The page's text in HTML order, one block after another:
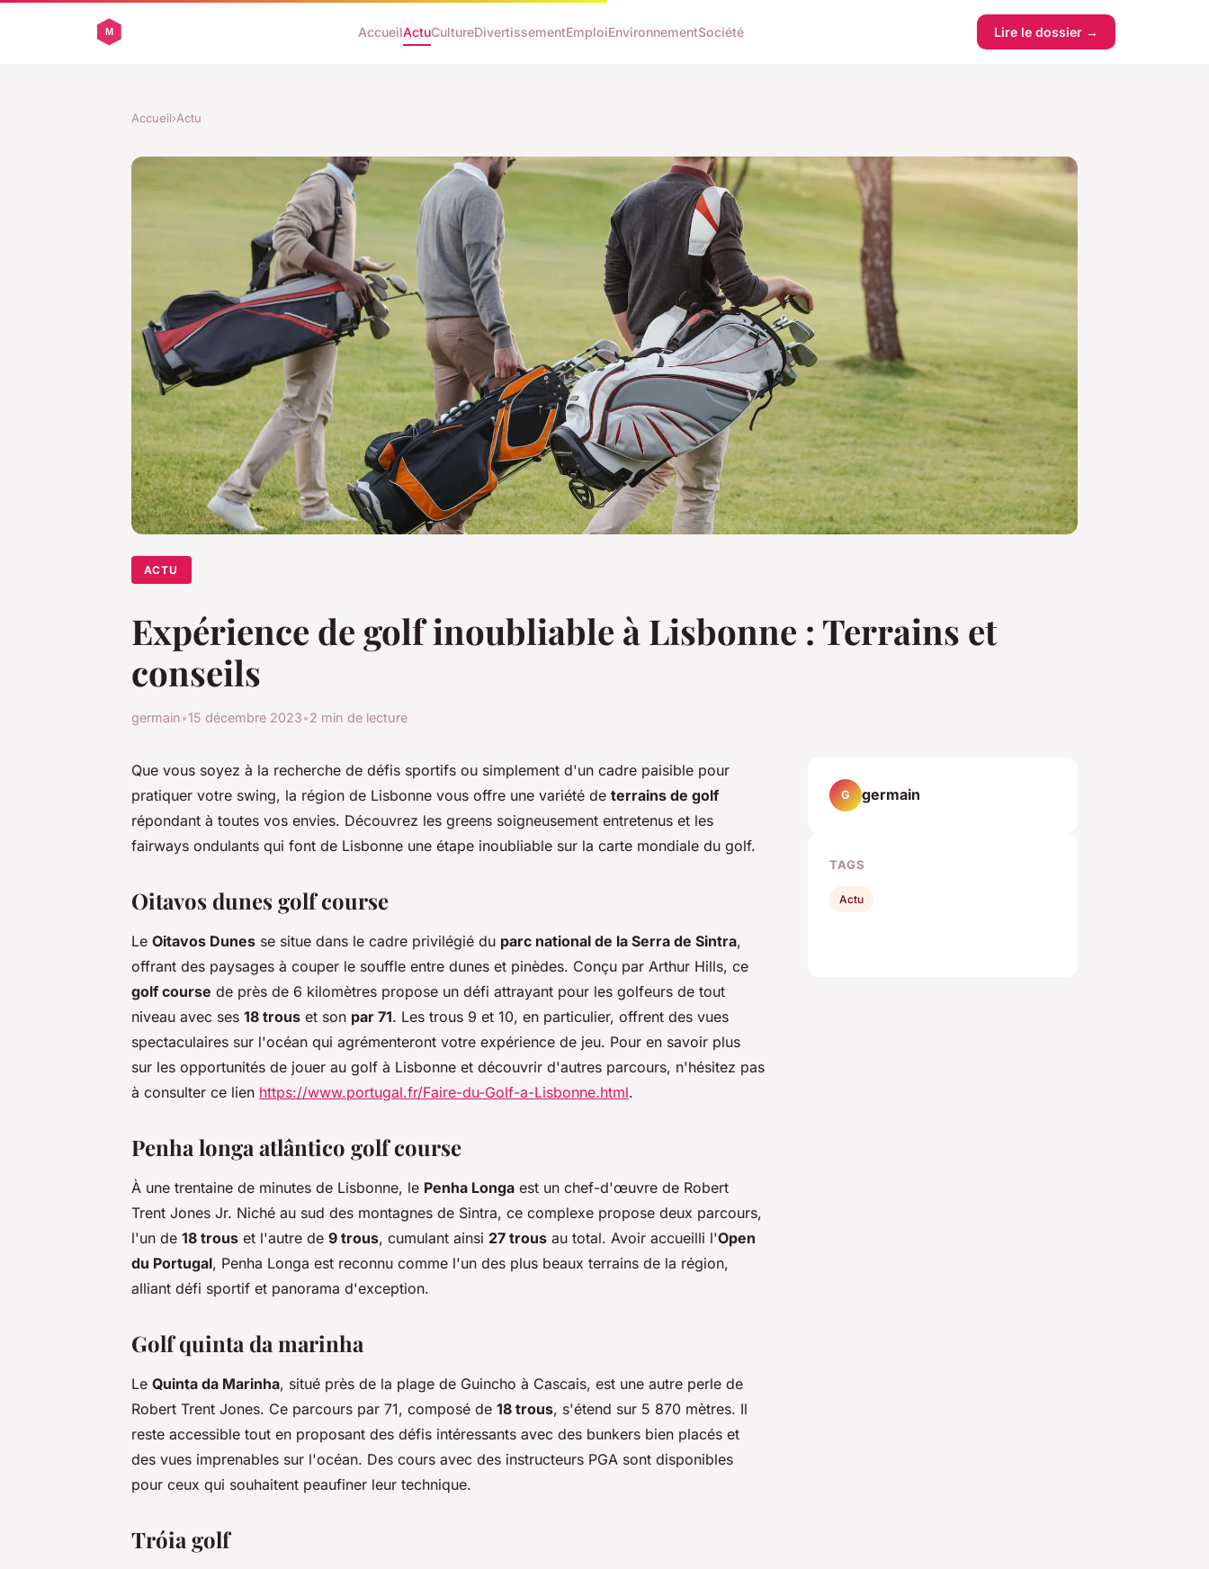
AccueilActuCultureDivertissementEmploiEnvironnementSociété Lire le dossier →
Accueil›Actu
ACTU
Expérience de golf inoubliable à Lisbonne : Terrains et
conseils
germain•15 décembre 2023•2 min de lecture
Que vous soyez à la recherche de défis sportifs ou simplement d'un cadre paisible pour
pratiquer votre swing, la région de Lisbonne vous offre une variété de terrains de golf
répondant à toutes vos envies. Découvrez les greens soigneusement entretenus et les
fairways ondulants qui font de Lisbonne une étape inoubliable sur la carte mondiale du golf.
Oitavos dunes golf course
Le Oitavos Dunes se situe dans le cadre privilégié du parc national de la Serra de Sintra,
offrant des paysages à couper le souffle entre dunes et pinèdes. Conçu par Arthur Hills, ce
golf course de près de 6 kilomètres propose un défi attrayant pour les golfeurs de tout
niveau avec ses 18 trous et son par 71. Les trous 9 et 10, en particulier, offrent des vues
spectaculaires sur l'océan qui agrémenteront votre expérience de jeu. Pour en savoir plus
sur les opportunités de jouer au golf à Lisbonne et découvrir d'autres parcours, n'hésitez pas
à consulter ce lien https://www.portugal.fr/Faire-du-Golf-a-Lisbonne.html.
Penha longa atlântico golf course
À une trentaine de minutes de Lisbonne, le Penha Longa est un chef-d'œuvre de Robert
Trent Jones Jr. Niché au sud des montagnes de Sintra, ce complexe propose deux parcours,
l'un de 18 trous et l'autre de 9 trous, cumulant ainsi 27 trous au total. Avoir accueilli l'Open
du Portugal, Penha Longa est reconnu comme l'un des plus beaux terrains de la région,
alliant défi sportif et panorama d'exception.
Golf quinta da marinha
Le Quinta da Marinha, situé près de la plage de Guincho à Cascais, est une autre perle de
Robert Trent Jones. Ce parcours par 71, composé de 18 trous, s'étend sur 5 870 mètres. Il
reste accessible tout en proposant des défis intéressants avec des bunkers bien placés et
des vues imprenables sur l'océan. Des cours avec des instructeurs PGA sont disponibles
pour ceux qui souhaitent peaufiner leur technique.
Tróia golf
G germain
TAGS
Actu